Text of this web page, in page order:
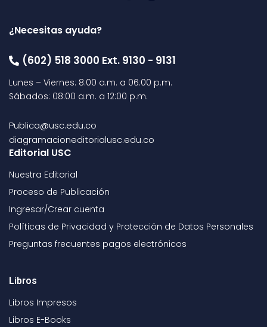
¿Necesitas ayuda?
(602) 518 3000 Ext. 9130 - 9131
Lunes – Viernes: 8:00 a.m. a 06:00 p.m.
Sábados: 08:00 a.m. a 12:00 p.m.
Publica@usc.edu.co
diagramacioneditorialusc.edu.co
Editorial USC
Nuestra Editorial
Proceso de Publicación
Ingresar/Crear cuenta
Políticas de Privacidad y Protección de Datos Personales
Preguntas frecuentes pagos electrónicos
Libros
Libros Impresos
Libros E-Books